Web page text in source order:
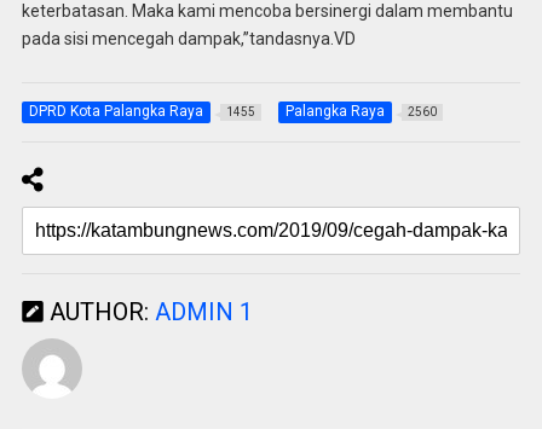
keterbatasan. Maka kami mencoba bersinergi dalam membantu
pada sisi mencegah dampak,”tandasnya.VD
DPRD Kota Palangka Raya 1455 Palangka Raya 2560
AUTHOR: ADMIN 1